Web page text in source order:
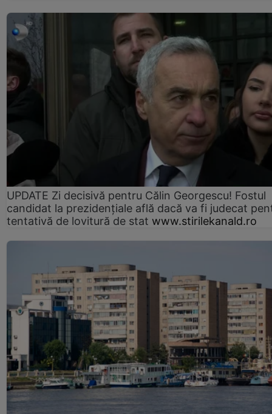
UPDATE Zi decisivă pentru Călin Georgescu! Fostul
candidat la prezidențiale află dacă va fi judecat
tentativă de lovitură de stat www.stirilekanald.ro